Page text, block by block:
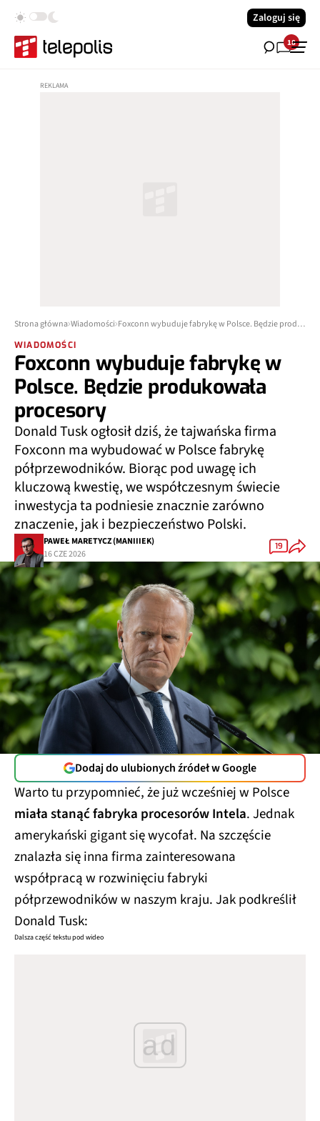
Zaloguj się
18
Strona główna Wiadomości Foxconn wybuduje fabrykę w Polsce. Będzie produkowała procesory
WIADOMOŚCI
Foxconn wybuduje fabrykę w
Polsce. Będzie produkowała
procesory
Donald Tusk ogłosił dziś, że tajwańska firma
Foxconn ma wybudować w Polsce fabrykę
półprzewodników. Biorąc pod uwagę ich
kluczową kwestię, we współczesnym świecie
inwestycja ta podniesie znacznie zarówno
znaczenie, jak i bezpieczeństwo Polski.
PAWEŁ MARETYCZ (MANIIIEK)
16 CZE 2026
19
Dodaj do ulubionych źródeł w Google
Warto tu przypomnieć, że już wcześniej w Polsce
miała stanąć fabryka procesorów Intela. Jednak
amerykański gigant się wycofał. Na szczęście
znalazła się inna firma zainteresowana
współpracą w rozwinięciu fabryki
półprzewodników w naszym kraju. Jak podkreślił
Donald Tusk:
Dalsza część tekstu pod wideo
ad